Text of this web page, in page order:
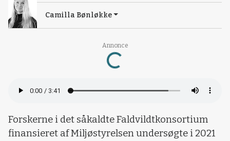
Annonce
Loading...
Camilla Bønløkke
Forskerne i det såkaldte Faldvildtkonsortium
finansieret af Miljøstyrelsen undersøgte i 2021